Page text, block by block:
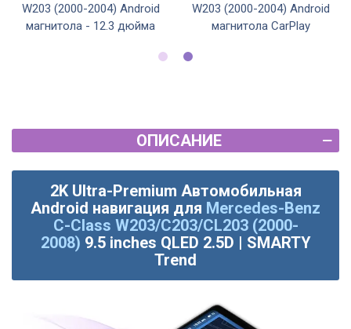
W203 (2000-2004) Android
магнитола - 12.3 дюйма
W203 (2000-2004) Android
магнитола CarPlay
ОПИСАНИЕ
2K Ultra-Premium Автомобильная
Android навигация для Mercedes-Benz
C-Class W203/C203/CL203 (2000-
2008) 9.5 inches QLED 2.5D | SMARTY
Trend